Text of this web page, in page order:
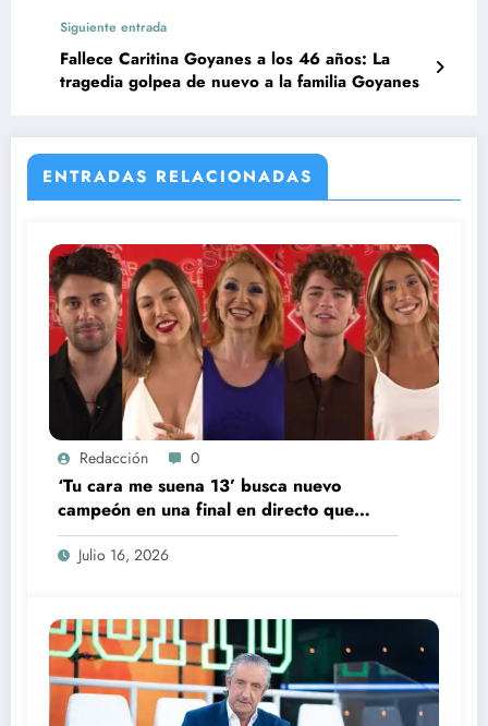
Siguiente entrada
Fallece Caritina Goyanes a los 46 años: La
tragedia golpea de nuevo a la familia Goyanes
ENTRADAS RELACIONADAS
Redacción 0
‘Tu cara me suena 13’ busca nuevo
campeón en una final en directo que
promete emociones fuertes
Julio 16, 2026